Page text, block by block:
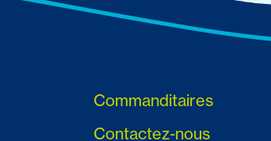
Commanditaires
Contactez-nous